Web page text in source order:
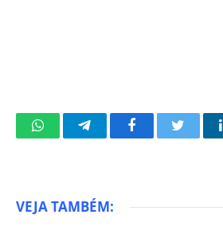
WhatsAppTelegramFacebookTwitter
VEJA TAMBÉM: